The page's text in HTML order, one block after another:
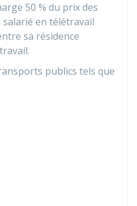
50 % du prix des
en télétravail
sa résidence
publics tels que